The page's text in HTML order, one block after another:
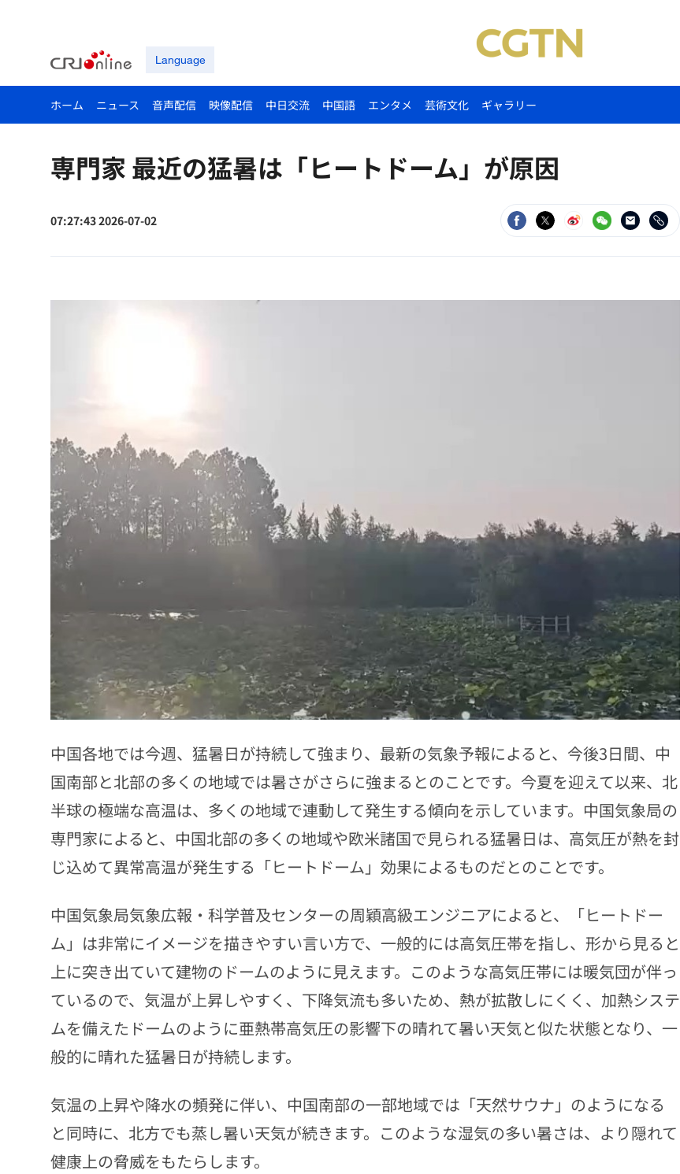
Language
ホーム ニュース 音声配信 映像配信 中日交流 中国語 エンタメ 芸術文化 ギャラリー
専門家 最近の猛暑は「ヒートドーム」が原因
07:27:43 2026-07-02
中国各地では今週、猛暑日が持続して強まり、最新の気象予報によると、今後3日間、中
国南部と北部の多くの地域では暑さがさらに強まるとのことです。今夏を迎えて以来、北
半球の極端な高温は、多くの地域で連動して発生する傾向を示しています。中国気象局の
専門家によると、中国北部の多くの地域や欧米諸国で見られる猛暑日は、高気圧が熱を封
じ込めて異常高温が発生する「ヒートドーム」効果によるものだとのことです。
中国気象局気象広報・科学普及センターの周穎高級エンジニアによると、「ヒートドー
ム」は非常にイメージを描きやすい言い方で、一般的には高気圧帯を指し、形から見ると
上に突き出ていて建物のドームのように見えます。このような高気圧帯には暖気団が伴っ
ているので、気温が上昇しやすく、下降気流も多いため、熱が拡散しにくく、加熱システ
ムを備えたドームのように亜熱帯高気圧の影響下の晴れて暑い天気と似た状態となり、一
般的に晴れた猛暑日が持続します。
気温の上昇や降水の頻発に伴い、中国南部の一部地域では「天然サウナ」のようになる
と同時に、北方でも蒸し暑い天気が続きます。このような湿気の多い暑さは、より隠れて
健康上の脅威をもたらします。